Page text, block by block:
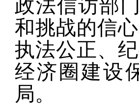
政法信访部
和挑战的信
执法公正、
经济圈建设
局。